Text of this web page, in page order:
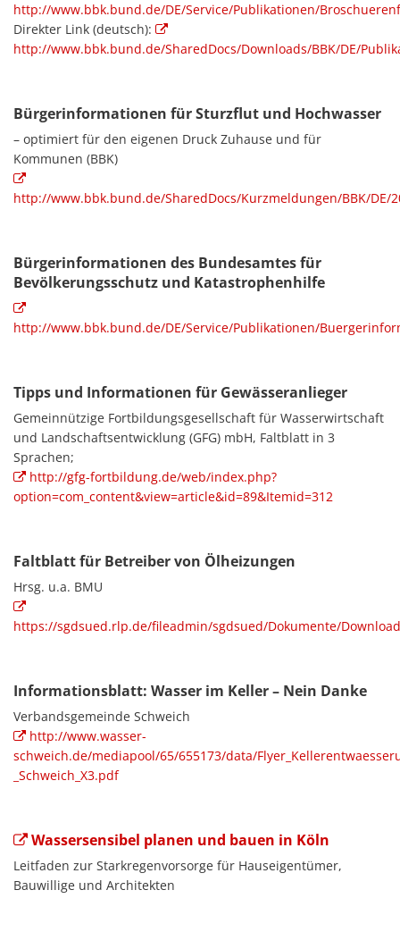
http://www.bbk.bund.de/DE/Service/Publikationen/
Direkter Link (deutsch):
http://www.bbk.bund.de/SharedDocs/Downloads/BBK/DE/
Bürgerinformationen für Sturzflut und Hochwasser
– optimiert für den eigenen Druck Zuhause und für
Kommunen (BBK)
http://www.bbk.bund.de/SharedDocs/Kurzmeldungen/BBK/DE/
Bürgerinformationen des Bundesamtes für
Bevölkerungsschutz und Katastrophenhilfe
http://www.bbk.bund.de/DE/Service/Publikationen/
Tipps und Informationen für Gewässeranlieger
Gemeinnützige Fortbildungsgesellschaft für Wasserwirtschaft
und Landschaftsentwicklung (GFG) mbH, Faltblatt in 3
Sprachen;
http://gfg-fortbildung.de/web/index.php?
option=com_content&view=article&id=89&Itemid=312
Faltblatt für Betreiber von Ölheizungen
Hrsg. u.a. BMU
https://sgdsued.rlp.de/fileadmin/sgdsued/Dokumente/
Informationsblatt: Wasser im Keller – Nein Danke
Verbandsgemeinde Schweich
http://www.wasser-
schweich.de/mediapool/65/655173/data/
_Schweich_X3.pdf
Wassersensibel planen und bauen in Köln
Leitfaden zur Starkregenvorsorge für Hauseigentümer,
Bauwillige und Architekten